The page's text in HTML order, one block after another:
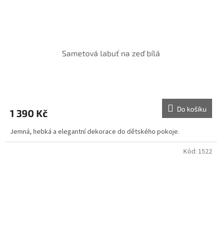
Sametová labuť na zeď bílá
1 390 Kč Do košíku
Jemná, hebká a elegantní dekorace do dětského pokoje.
Kód: 1522